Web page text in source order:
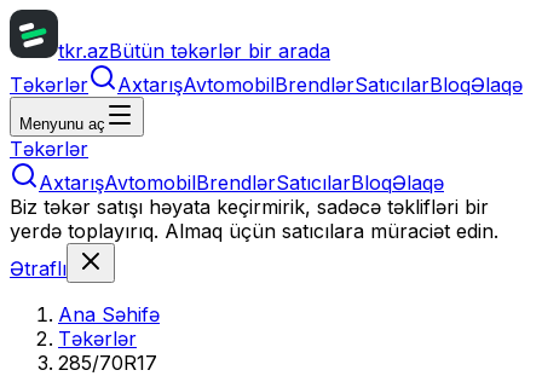
tkr.azBütün təkərlər bir arada
Təkərlər
AxtarışAvtomobilBrendlərSatıcılarBloqƏlaqə
Menyunu aç
Təkərlər
AxtarışAvtomobilBrendlərSatıcılarBloqƏlaqə
Biz təkər satışı həyata keçirmirik, sadəcə təklifləri bir
yerdə toplayırıq. Almaq üçün satıcılara müraciət edin.
Ətraflı
Ana Səhifə
Təkərlər
285/70R17